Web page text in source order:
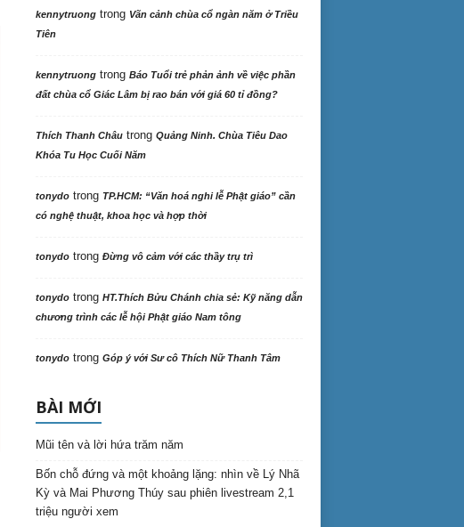
kennytruongtrong Vãn cảnh chùa cổ ngàn năm ở Triều
Tiên
kennytruongtrong Báo Tuổi trẻ phản ảnh về việc phần
đất chùa cổ Giác Lâm bị rao bán với giá 60 tỉ đồng?
Thích Thanh Châutrong Quảng Ninh. Chùa Tiêu Dao
Khóa Tu Học Cuối Năm
tonydotrong TP.HCM: “Văn hoá nghi lễ Phật giáo” cần
có nghệ thuật, khoa học và hợp thời
tonydotrong Đừng vô cảm với các thầy trụ trì
tonydotrong HT.Thích Bửu Chánh chia sẻ: Kỹ năng dẫn
chương trình các lễ hội Phật giáo Nam tông
tonydotrong Góp ý với Sư cô Thích Nữ Thanh Tâm
BÀI MỚI
Mũi tên và lời hứa trăm năm
Bốn chỗ đứng và một khoảng lặng: nhìn về Lý Nhã
Kỳ và Mai Phương Thúy sau phiên livestream 2,1
triệu người xem